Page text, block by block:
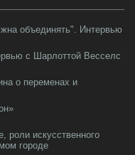
объединять". Интервью
с Шарлоттой Весселс
о переменах и
роли искусственного
городе